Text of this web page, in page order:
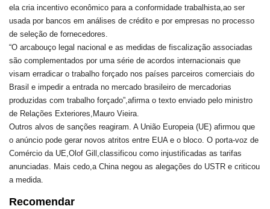
ela cria incentivo econômico para a conformidade trabalhista,ao ser
usada por bancos em análises de crédito e por empresas no processo
de seleção de fornecedores.
“O arcabouço legal nacional e as medidas de fiscalização associadas
são complementados por uma série de acordos internacionais que
visam erradicar o trabalho forçado nos países parceiros comerciais do
Brasil e impedir a entrada no mercado brasileiro de mercadorias
produzidas com trabalho forçado”,afirma o texto enviado pelo ministro
de Relações Exteriores,Mauro Vieira.
Outros alvos de sanções reagiram. A União Europeia (UE) afirmou que
o anúncio pode gerar novos atritos entre EUA e o bloco. O porta-voz de
Comércio da UE,Olof Gill,classificou como injustificadas as tarifas
anunciadas. Mais cedo,a China negou as alegações do USTR e criticou
a medida.
Recomendar